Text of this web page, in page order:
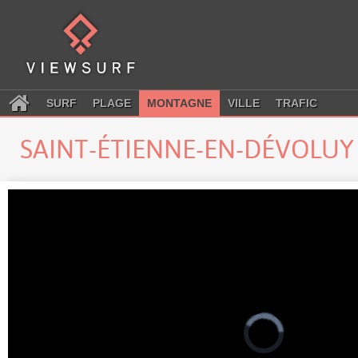
SURF PLAGE MONTAGNE VILLE TRAFIC
SAINT-ÉTIENNE-EN-